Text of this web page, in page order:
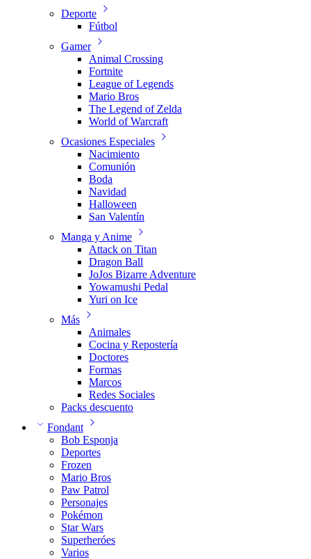
Deporte
Fútbol
Gamer
Animal Crossing
Fortnite
League of Legends
Mario Bros
The Legend of Zelda
World of Warcraft
Ocasiones Especiales
Nacimiento
Comunión
Boda
Navidad
Halloween
San Valentín
Manga y Anime
Attack on Titan
Dragon Ball
JoJos Bizarre Adventure
Yowamushi Pedal
Yuri on Ice
Más
Animales
Cocina y Repostería
Doctores
Formas
Marcos
Redes Sociales
Packs descuento
Fondant
Bob Esponja
Deportes
Frozen
Mario Bros
Paw Patrol
Personajes
Pokémon
Star Wars
Superheróes
Varios